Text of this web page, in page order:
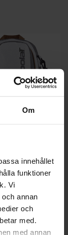
Om
innehållet
funktioner
Vi
annan
och
med.
med annan
Köp